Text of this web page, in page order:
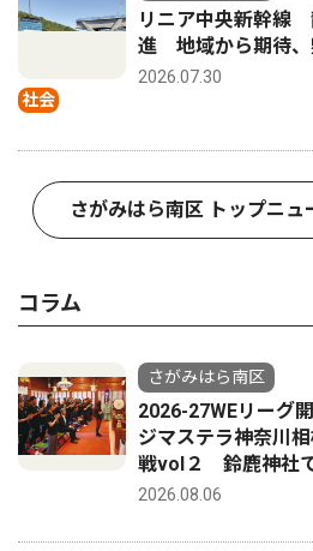
社会
リニア中央新幹線
進 地域から期待、
2026.07.30
さがみはら南区 トップニュ
コラム
さがみはら南区
2026-27WEリーグ
ジマステラ神奈川
戦vol２ 鈴鹿神社
2026.08.06